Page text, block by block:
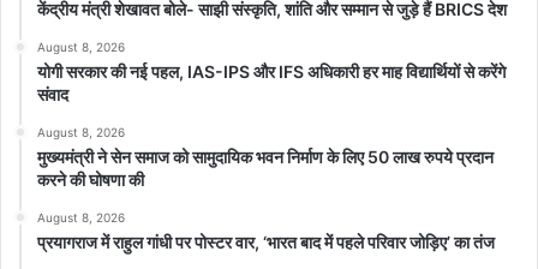
केंद्रीय मंत्री शेखावत बोले- साझी संस्कृति, शांति और सम्मान से जुड़े हैं BRICS देश
August 8, 2026
योगी सरकार की नई पहल, IAS-IPS और IFS अधिकारी हर माह विद्यार्थियों से करेंगे
संवाद
August 8, 2026
मुख्यमंत्री ने सेन समाज को सामुदायिक भवन निर्माण के लिए 50 लाख रुपये प्रदान
करने की घोषणा की
August 8, 2026
प्रयागराज में राहुल गांधी पर पोस्टर वार, ‘भारत बाद में पहले परिवार जोड़िए’ का तंज